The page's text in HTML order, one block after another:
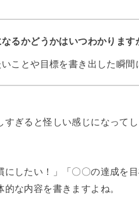
なるかどうかはいつわかります
ことや目標を書き出した瞬間
すぎると怪しい感じになって
にしたい！」「〇〇の達成を
な内容を書きますよね。